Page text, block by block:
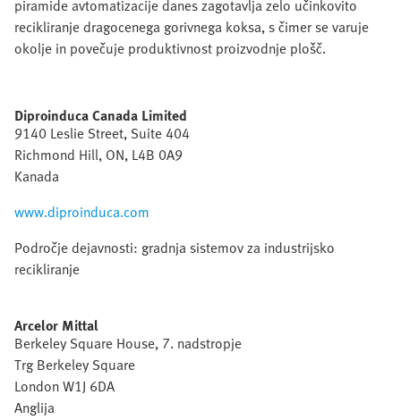
piramide avtomatizacije danes zagotavlja zelo učinkovito
recikliranje dragocenega gorivnega koksa, s čimer se varuje
okolje in povečuje produktivnost proizvodnje plošč.
Diproinduca Canada Limited
9140 Leslie Street, Suite 404
Richmond Hill, ON, L4B 0A9
Kanada
www.diproinduca.com
Področje dejavnosti: gradnja sistemov za industrijsko
recikliranje
Arcelor Mittal
Berkeley Square House, 7. nadstropje
Trg Berkeley Square
London W1J 6DA
Anglija